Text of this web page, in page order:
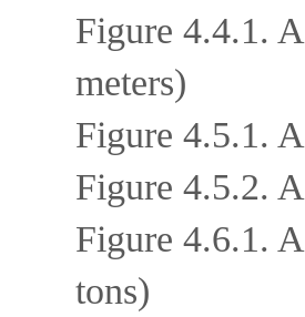
Figure 4.4.1.
meters)
Figure 4.5.1.
Figure 4.5.2.
Figure 4.6.1.
tons)